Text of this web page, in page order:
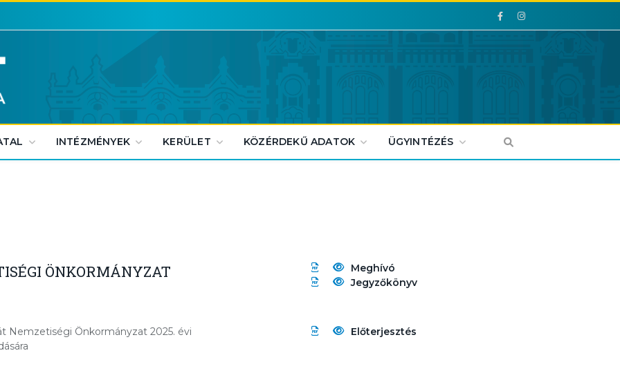
Facebook
Facebook
INTÉZMÉNYEK KERÜLET KÖZÉRDEKŰ ADATOK ÜGYINTÉZÉS
ÖNKORMÁNYZAT
Meghívó
Jegyzőkönyv
Nemzetiségi Önkormányzat 2025. évi
Előterjesztés